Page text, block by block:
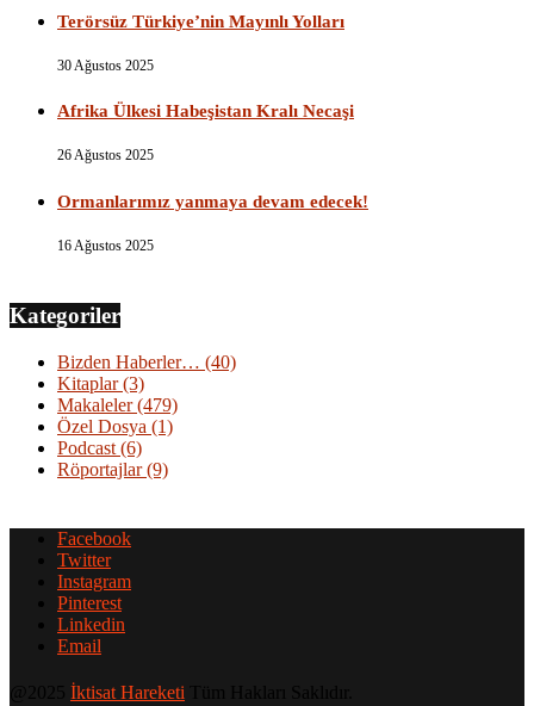
Terörsüz Türkiye’nin Mayınlı Yolları
30 Ağustos 2025
Afrika Ülkesi Habeşistan Kralı Necaşi
26 Ağustos 2025
Ormanlarımız yanmaya devam edecek!
16 Ağustos 2025
Kategoriler
Bizden Haberler… (40)
Kitaplar(3)
Makaleler(479)
Özel Dosya (1)
Podcast (6)
Röportajlar(9)
Facebook
Twitter
Instagram
Pinterest
Linkedin
Email
İktisat Hareketi